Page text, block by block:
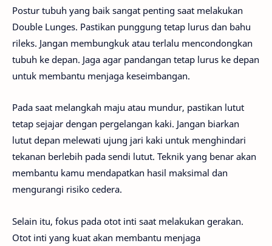
Postur tubuh yang baik sangat penting saat melakukan
Double Lunges. Pastikan punggung tetap lurus dan bahu
rileks. Jangan membungkuk atau terlalu mencondongkan
tubuh ke depan. Jaga agar pandangan tetap lurus ke depan
untuk membantu menjaga keseimbangan.
Pada saat melangkah maju atau mundur, pastikan lutut
tetap sejajar dengan pergelangan kaki. Jangan biarkan
lutut depan melewati ujung jari kaki untuk menghindari
tekanan berlebih pada sendi lutut. Teknik yang benar akan
membantu kamu mendapatkan hasil maksimal dan
mengurangi risiko cedera.
Selain itu, fokus pada otot inti saat melakukan gerakan.
Otot inti yang kuat akan membantu menjaga